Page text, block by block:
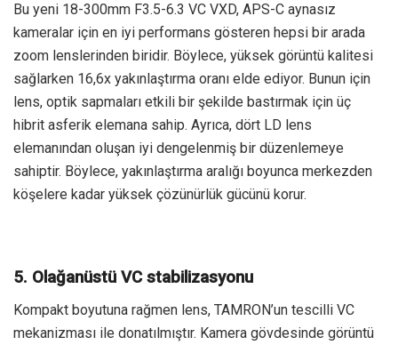
Bu yeni 18-300mm F3.5-6.3 VC VXD, APS-C aynasız
kameralar için en iyi performans gösteren hepsi bir arada
zoom lenslerinden biridir. Böylece, yüksek görüntü kalitesi
sağlarken 16,6x yakınlaştırma oranı elde ediyor. Bunun için
lens, optik sapmaları etkili bir şekilde bastırmak için üç
hibrit asferik elemana sahip. Ayrıca, dört LD lens
elemanından oluşan iyi dengelenmiş bir düzenlemeye
sahiptir. Böylece, yakınlaştırma aralığı boyunca merkezden
köşelere kadar yüksek çözünürlük gücünü korur.
5. Olağanüstü VC stabilizasyonu
Kompakt boyutuna rağmen lens, TAMRON’un tescilli VC
mekanizması ile donatılmıştır. Kamera gövdesinde görüntü